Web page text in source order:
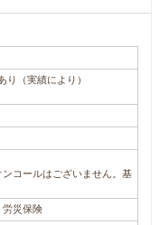
り（実績により）
コールはございません。基
労災保険